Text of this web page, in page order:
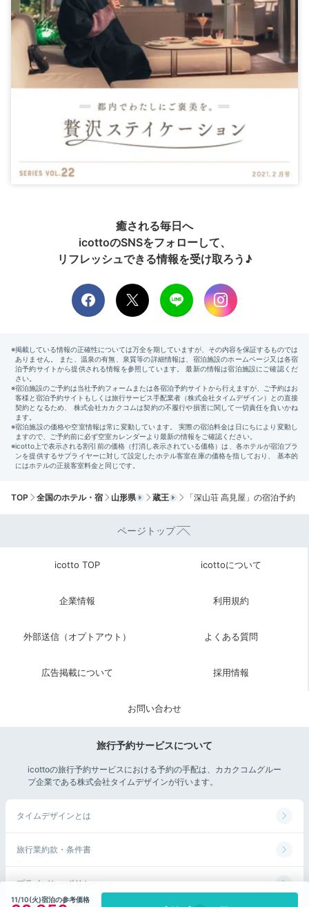
11/10(火)宿泊の参考価格
癒される毎日へ
icottoのSNSをフォローして、
リフレッシュできる情報を受け取ろう♪
TOP 全国のホテル・宿 山形県 蔵王 「深山荘 高見屋」の宿泊予約
ページトップ
icotto TOP icottoについて
企業情報 利用規約
外部送信（オプトアウト） よくある質問
広告掲載について 採用情報
お問い合わせ
旅行予約サービスについて
icottoの旅行予約サービスにおける予約の手配は、カカクコムグルー
プ企業である株式会社タイムデザインが行います。
タイムデザインとは
旅行業約款・条件書
プライバシーポリシー